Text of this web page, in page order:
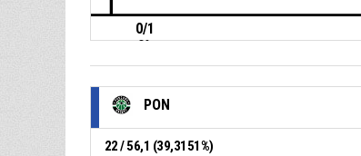
0/1
0%
PON
22 / 56,1 (39,3151%)